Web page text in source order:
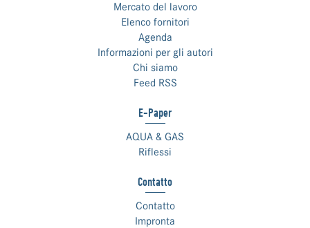
Mercato del lavoro
Elenco fornitori
Agenda
Informazioni per gli autori
Chi siamo
Feed RSS
E-Paper
AQUA & GAS
Riflessi
Contatto
Contatto
Impronta